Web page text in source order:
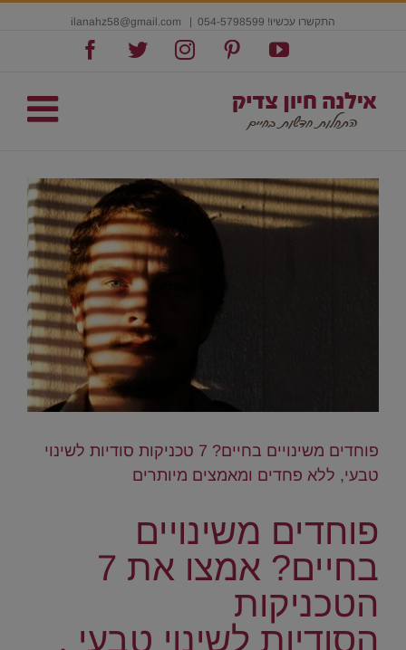
התקשרו עכשיו! 054-5798599
YouTube
Pinterest
Instagram
Twitter
פוחדים משינויים בחיים? 7 טכניקות סודיות לשינוי
טבעי, ללא פחדים ומאמצים מיותרים
פוחדים משינויים
בחיים? אמצו את 7
הטכניקות
הסודיות לשינוי טבעי ,